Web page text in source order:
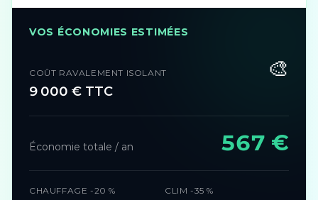
VOS ÉCONOMIES ESTIMÉES
COÛT RAVALEMENT ISOLANT
9 000 € TTC
🎨
Économie totale / an 567 €
CHAUFFAGE -20 % CLIM -35 %